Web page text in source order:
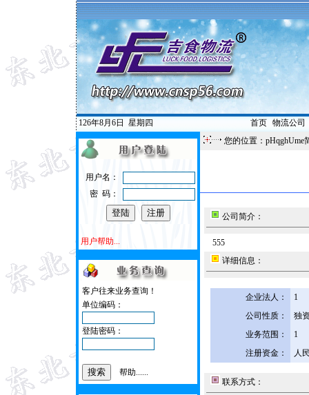
126年8月6日 星期四 首页| 物流公司
用户名：
密 码：
用户帮助...
客户往来业务查询！
单位编码：
登陆密码：
帮助......
您的位置：pHqghUme
公司简介：
555
详细信息：
企业法人：
1
公司性质：
独
业务范围：
1
注册资金：
人
联系方式：